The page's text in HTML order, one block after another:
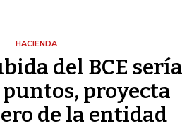
HACIENDA
del BCE sería
puntos, proyecta
de la entidad